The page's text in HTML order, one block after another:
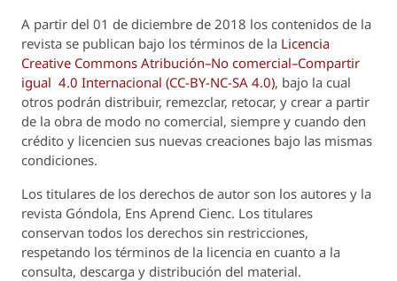
A partir del 01 de diciembre de 2018 los contenidos de la
revista se publican bajo los términos de la Licencia
Creative Commons Atribución–No comercial–Compartir
igual 4.0 Internacional (CC-BY-NC-SA 4.0), bajo la cual
otros podrán distribuir, remezclar, retocar, y crear a partir
de la obra de modo no comercial, siempre y cuando den
crédito y licencien sus nuevas creaciones bajo las mismas
condiciones.
Los titulares de los derechos de autor son los autores y la
revista Góndola, Ens Aprend Cienc. Los titulares
conservan todos los derechos sin restricciones,
respetando los términos de la licencia en cuanto a la
consulta, descarga y distribución del material.